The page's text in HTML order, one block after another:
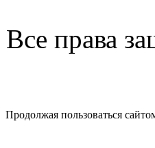
Все права
Продолжая пользоваться